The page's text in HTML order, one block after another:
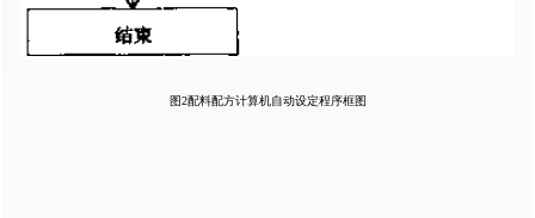
图2配料配方计算机自动设定程序框图